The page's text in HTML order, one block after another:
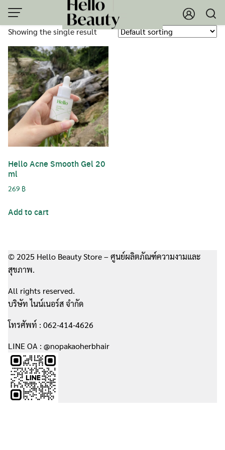
Skip
content
Search
Showing the single result
Hello Acne Smooth Gel 20
ml
269 ฿
Add to cart
© 2025 Hello Beauty Store – ศูนย์ผลิตภัณฑ์ความงามและ
สุขภาพ.
All rights reserved.
บริษัท ไนน์เนอร์ส จำกัด
โทรศัพท์ : 062-414-4626
LINE OA : @nopakaoherbhair
Password
Remember Me